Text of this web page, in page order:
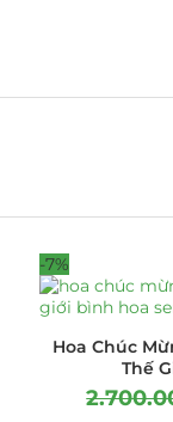
-7%
Hoa Chúc
Thế